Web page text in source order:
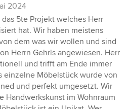
2024
5te Projekt welches Herr
hat. Wir haben meistens
dem was wir wollen und sind
Herrn Gehrls angewiesen. Herr
und trifft am Ende immer
einzelne Möbelstück wurde von
und perfekt umgesetzt. Wir
Handwerkskunst im Wohnraum